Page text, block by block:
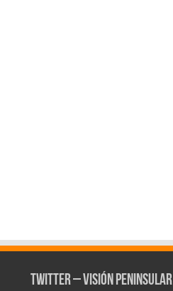
Twitter – Visión Peninsular